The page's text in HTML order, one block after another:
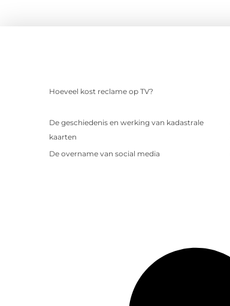
Hoeveel kost reclame op TV?
De geschiedenis en werking van kadastrale
kaarten
De overname van social media